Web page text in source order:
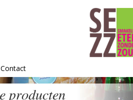
Contact